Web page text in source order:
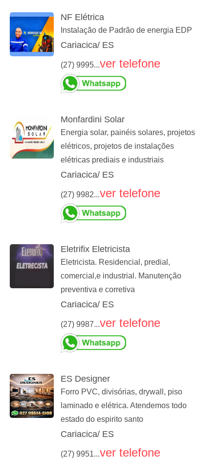
NF Elétrica
Instalação de Padrão de energia EDP
Cariacica/ ES
(27) 9995...ver telefone
Monfardini Solar
Energia solar, painéis solares, projetos
elétricos, projetos de instalações
elétricas prediais e industriais
Cariacica/ ES
(27) 9982...ver telefone
Eletrifix Eletricista
Eletricista. Residencial, predial,
comercial,e industrial. Manutenção
preventiva e corretiva
Cariacica/ ES
(27) 9987...ver telefone
ES Designer
Forro PVC, divisórias, drywall, piso
laminado e elétrica. Atendemos todo
estado do espirito santo
Cariacica/ ES
(27) 9951...ver telefone